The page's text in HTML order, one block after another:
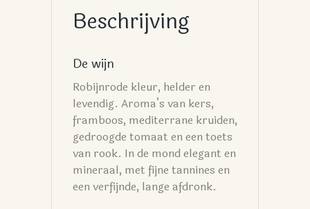
Beschrijving
De wijn
Robijnrode kleur, helder en
levendig. Aroma’s van kers,
framboos, mediterrane kruiden,
gedroogde tomaat en een toets
van rook. In de mond elegant en
mineraal, met fijne tannines en
een verfijnde, lange afdronk.